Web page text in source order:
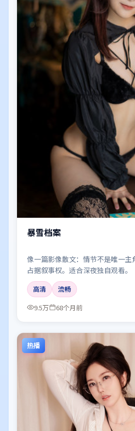
暴雪档案
像一篇影像散文：情节不是唯一
占据叙事权。适合深夜独自观看。
高清
流畅
9.5万
68个月前
热播